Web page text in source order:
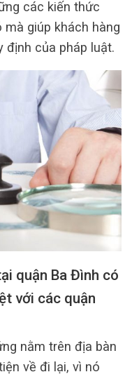
các kiến thức
mà giúp khách hàng
định của pháp luật.
quận Ba Đình có
với các quận
nằm trên địa bàn
về đi lại, vì nó